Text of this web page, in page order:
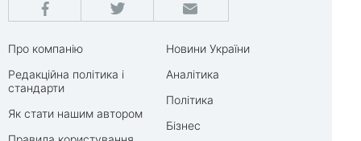
Про компанію
Редакційна політика і
стандарти
Як стати нашим автором
Новини України
Аналітика
Політика
Бізнес